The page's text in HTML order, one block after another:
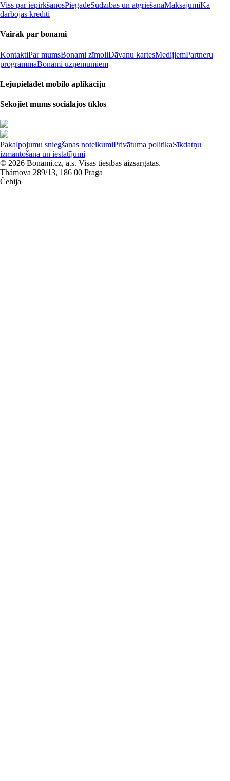
Viss par iepirkšanosPiegādeSūdzības un atgriešanaMaksājumiKā
darbojas kredīti
Vairāk par bonami
KontaktiPar mumsBonami zīmoliDāvanu kartesMedijiemPartneru
programmaBonami uzņēmumiem
Lejupielādēt mobilo aplikāciju
Sekojiet mums sociālajos tīklos
Pakalpojumu sniegšanas noteikumiPrivātuma politikaSīkdatņu
izmantošana un iestatījumi
© 2026 Bonami.cz, a.s. Visas tiesības aizsargātas.
Thámova 289/13, 186 00 Prāga
Čehija